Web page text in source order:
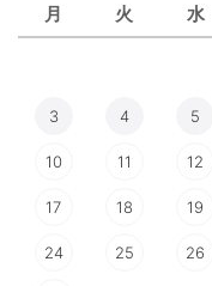
月 火 水
3 4 5
10 11 12
17 18 19
24 25 26